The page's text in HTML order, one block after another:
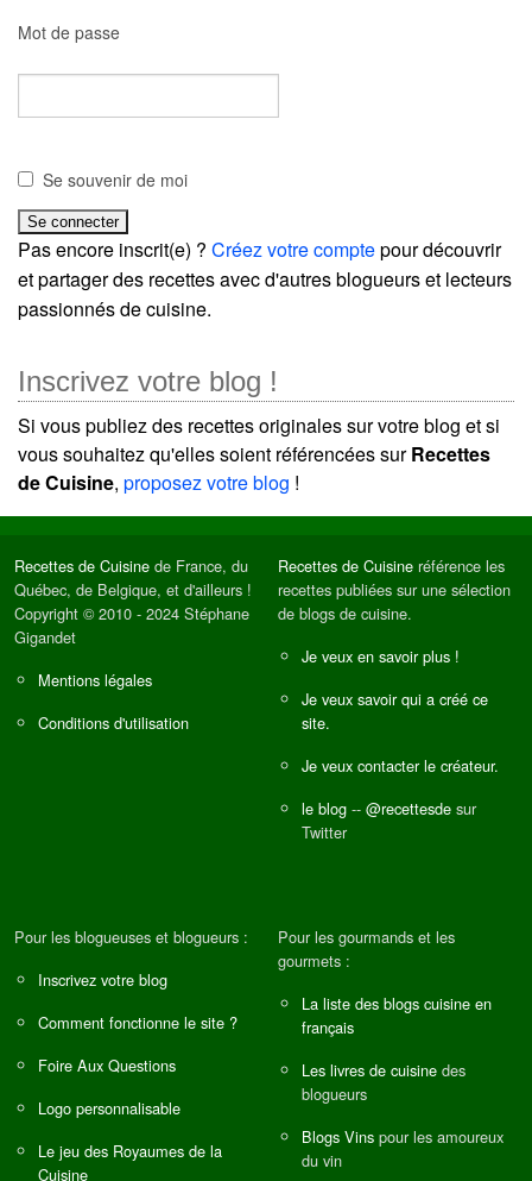
Mot de passe
Se souvenir de moi
Pas encore inscrit(e) ? Créez votre comptepour découvrir
et partager des recettes avec d'autres blogueurs et lecteurs
passionnés de cuisine.
Inscrivez votre blog !
Si vous publiez des recettes originales sur votre blog et si
vous souhaitez qu'elles soient référencées surRecettes
de Cuisine, proposez votre blog !
Recettes de Cuisine de France, du
Québec, de Belgique, et d'ailleurs !
Copyright © 2010 - 2024 Stéphane
Gigandet
Mentions légales
Conditions d'utilisation
Recettes de Cuisine référence les
recettes publiées sur une sélection
de blogs de cuisine.
Je veux en savoir plus !
Je veux savoir qui a créé ce
site.
Je veux contacter le créateur.
le blog -- @recettesde sur
Twitter
Pour les blogueuses et blogueurs :
Inscrivez votre blog
Comment fonctionne le site ?
Foire Aux Questions
Logo personnalisable
Le jeu des Royaumes de la
Cuisine
Pour les gourmands et les
gourmets :
La liste des blogs cuisine en
français
Les livres de cuisine des
blogueurs
Blogs Vins pour les amoureux
du vin